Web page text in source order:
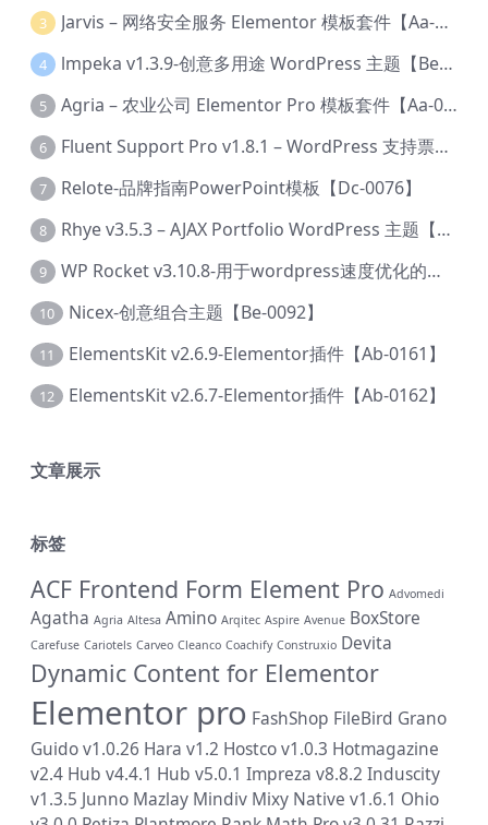
3 Jarvis – 网络安全服务 Elementor 模板套件【Aa-0035】
4 lmpeka v1.3.9-创意多用途 WordPress 主题【Be-0064】
5 Agria – 农业公司 Elementor Pro 模板套件【Aa-0003】
6 Fluent Support Pro v1.8.1 – WordPress 支持票务系统【Cc-0041】
7 Relote-品牌指南PowerPoint模板【Dc-0076】
8 Rhye v3.5.3 – AJAX Portfolio WordPress 主题【Bi-0049】
9 WP Rocket v3.10.8-用于wordpress速度优化的缓存加速插件【Cd-0019】
10 Nicex-创意组合主题【Be-0092】
11 ElementsKit v2.6.9-Elementor插件【Ab-0161】
12 ElementsKit v2.6.7-Elementor插件【Ab-0162】
文章展示
标签
ACF Frontend Form Element Pro Advomedi
Agatha Agria Altesa Amino Arqitec Aspire Avenue BoxStore
Carefuse Cariotels Carveo Cleanco Coachify Construxio Devita
Dynamic Content for Elementor
Elementor pro FashShop FileBird Grano
Guido v1.0.26 Hara v1.2 Hostco v1.0.3 Hotmagazine
v2.4 Hub v4.4.1 Hub v5.0.1 Impreza v8.8.2 Induscity
v1.3.5 Junno Mazlay Mindiv Mixy Native v1.6.1 Ohio